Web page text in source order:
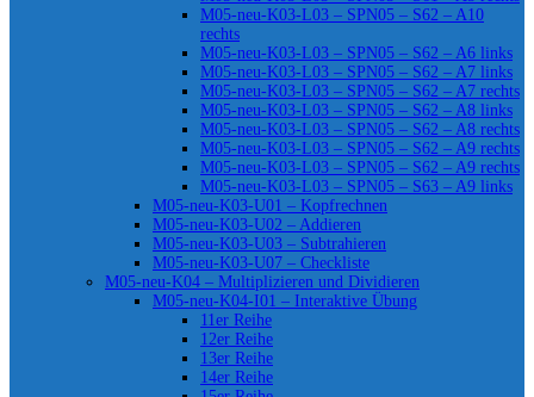
M05-neu-K03-L03 – SPN05 – S62 – A10
rechts
M05-neu-K03-L03 – SPN05 – S62 – A6 links
M05-neu-K03-L03 – SPN05 – S62 – A7 links
M05-neu-K03-L03 – SPN05 – S62 – A7 rechts
M05-neu-K03-L03 – SPN05 – S62 – A8 links
M05-neu-K03-L03 – SPN05 – S62 – A8 rechts
M05-neu-K03-L03 – SPN05 – S62 – A9 rechts
M05-neu-K03-L03 – SPN05 – S62 – A9 rechts
M05-neu-K03-L03 – SPN05 – S63 – A9 links
M05-neu-K03-U01 – Kopfrechnen
M05-neu-K03-U02 – Addieren
M05-neu-K03-U03 – Subtrahieren
M05-neu-K03-U07 – Checkliste
M05-neu-K04 – Multiplizieren und Dividieren
M05-neu-K04-I01 – Interaktive Übung
11er Reihe
12er Reihe
13er Reihe
14er Reihe